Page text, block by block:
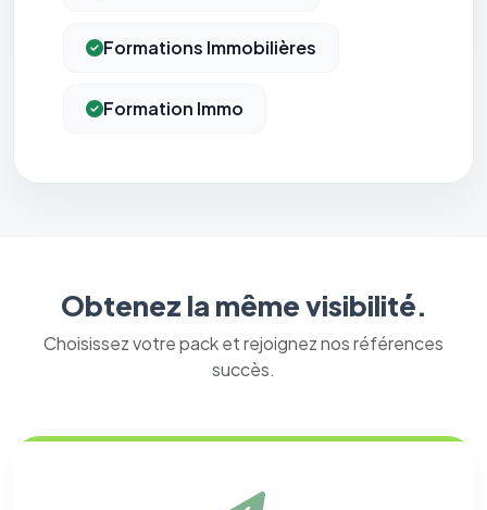
Formations Immobilières
Formation Immo
Obtenez la même visibilité.
Choisissez votre pack et rejoignez nos références
succès.